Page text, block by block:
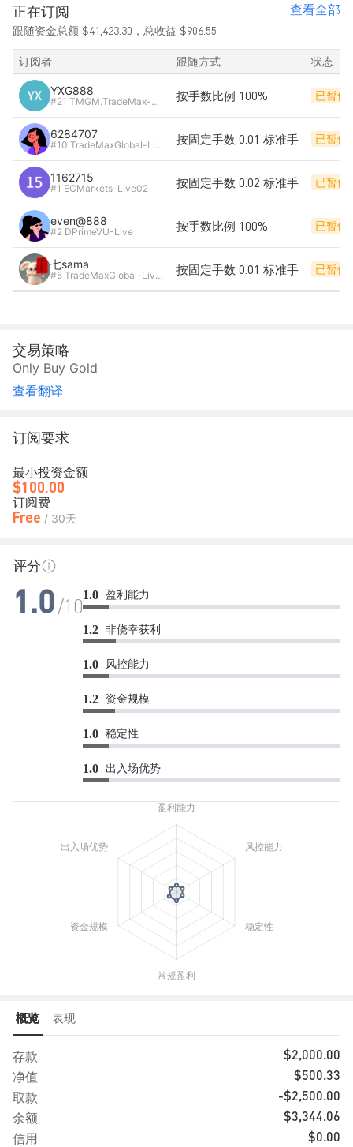
正在订阅 查看全部
跟随资金总额 $41,423.30 ，总收益 $906.55
订阅者 跟随方式 状态
YXG888
#21 TMGM.TradeMax-Live6 按手数比例 100% 已暂停
6284707
#10 TradeMaxGlobal-Live6 按固定手数 0.01 标准手 已暂停
1162715
#1 ECMarkets-Live02 按固定手数 0.02 标准手 已暂停
even@888
#2 DPrimeVU-Live 按手数比例 100% 已暂停
七sama
#5 TradeMaxGlobal-Live5 按固定手数 0.01 标准手 已暂停
交易策略
Only Buy Gold
查看翻译
订阅要求
最小投资金额
$100.00
订阅费
Free / 30天
评分
1.0/101.0 盈利能力
1.2 非侥幸获利
1.0 风控能力
1.2 资金规模
1.0 稳定性
1.0 出入场优势
概览 表现
存款 $2,000.00
净值 $500.33
取款 -$2,500.00
余额 $3,344.06
信用 $0.00